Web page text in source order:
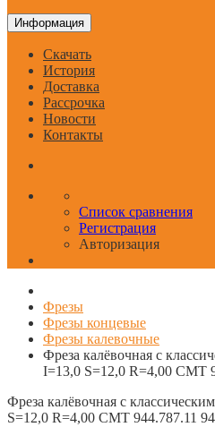
Информация
Скачать
История
Доставка
Рассрочка
Новости
Контакты
Список сравнения
Регистрация
Авторизация
Фрезы
Фрезы концевые
Фрезы калевочные
Фреза калёвочная с
I=13,0 S=12,0 R=4,00 CMT
Фреза калёвочная с
S=12,0 R=4,00 CMT 944.787.11